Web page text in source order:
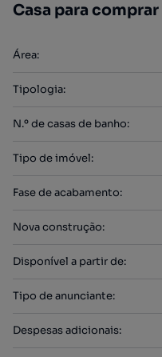
Casa para comprar
Área:
Tipologia:
N.º de casas de banho:
Tipo de imóvel:
Fase de acabamento:
Nova construção:
Disponível a partir de:
Tipo de anunciante:
Despesas adicionais: